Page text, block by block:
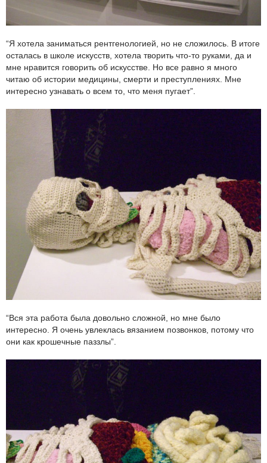
“Я хотела заниматься рентгенологией, но не сложилось. В итоге
осталась в школе искусств, хотела творить что-то руками, да и
мне нравится говорить об искусстве. Но все равно я много
читаю об истории медицины, смерти и преступлениях. Мне
интересно узнавать о всем то, что меня пугает”.
“Вся эта работа была довольно сложной, но мне было
интересно. Я очень увлеклась вязанием позвонков, потому что
они как крошечные паззлы”.